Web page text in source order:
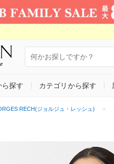
探す カテゴリから探す
RECH(ジョルジュ・レッシュ)